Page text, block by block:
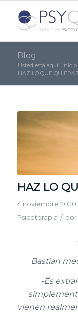
Blog
Usted está aquí: Inicio
HAZ LO QUE
HAZ LO
4 noviembre 2020
Psicoterapia / por
Bastian
-Es
vienen